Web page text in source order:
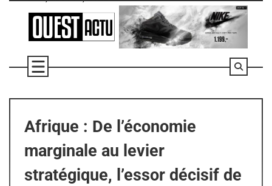
Afrique : De l’économie
marginale au levier
stratégique, l’essor décisif de